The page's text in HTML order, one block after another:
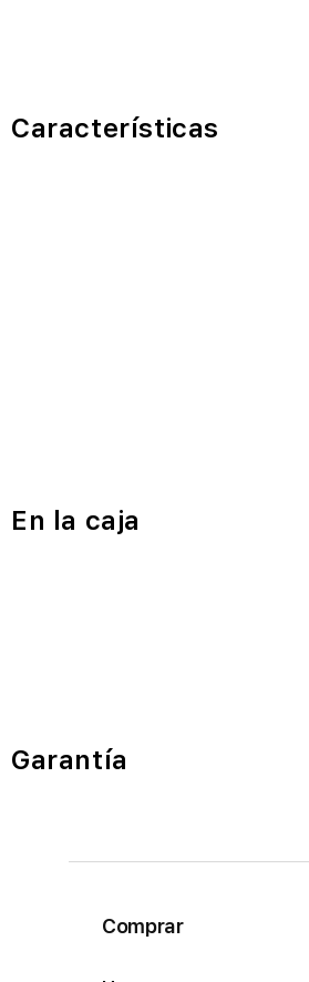
Características
En la caja
Garantía
Comprar